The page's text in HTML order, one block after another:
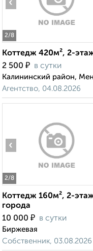
2/8
‹
Коттедж 420м², 2-
2 500 ₽ в сутки
Калининский район,
Агентство, 04.08.2026
2/8
‹
Коттедж 160м², 2-
города
10 000 ₽ в сутки
Биржевая
Собственник, 03.08.2026